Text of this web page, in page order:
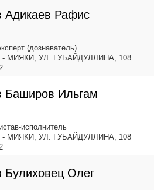
Адикаев Рафис
(дознаватель)
- МИЯКИ, УЛ. ГУБАЙДУЛЛИНА, 108
Баширов Ильгам
исполнитель
- МИЯКИ, УЛ. ГУБАЙДУЛЛИНА, 108
Булиховец Олег